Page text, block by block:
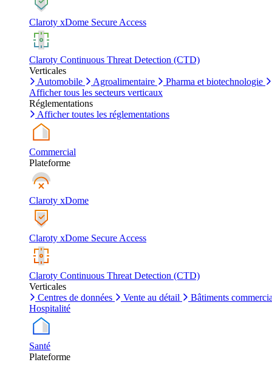
Claroty xDome Secure Access
Claroty Continuous Threat Detection (CTD)
Verticales
Automobile
Agroalimentaire
Pharma et biotechnologie
Afficher tous les secteurs verticaux
Réglementations
Afficher toutes les réglementations
Commercial
Plateforme
Claroty xDome
Claroty xDome Secure Access
Claroty Continuous Threat Detection (CTD)
Verticales
Centres de données
Vente au détail
Bâtiments
Hospitalité
Santé
Plateforme